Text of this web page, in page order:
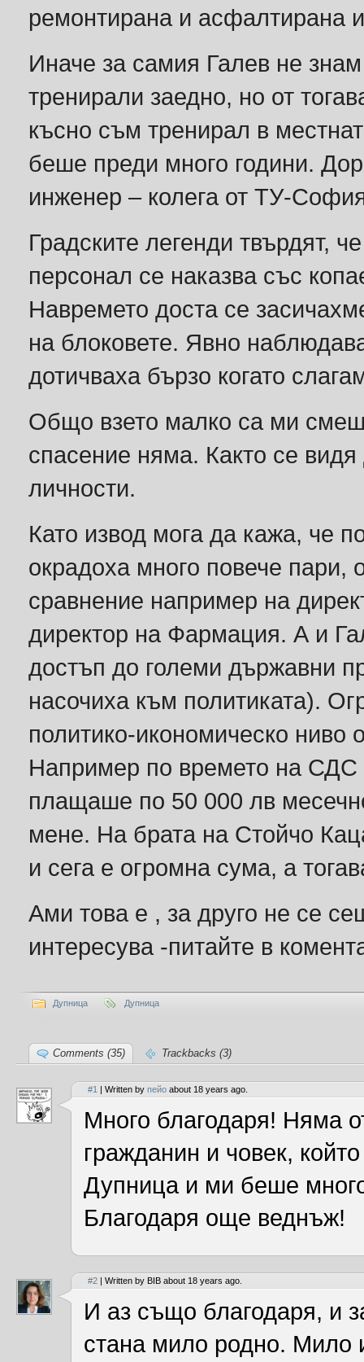
ремонтирана и асфалтирана
Иначе за самия Галев не
тренирали заедно, но от
късно съм тренирал в
беше преди много години.
инженер – колега от ТУ-
Градските легенди твърдят,
персонал се наказва със
Навремето доста се
на блоковете. Явно
дотичваха бързо когато
Общо взето малко са ми
спасение няма. Както се видя
личности.
Като извод мога да кажа, че
окрадоха много повече пари,
сравнение например на
директор на Фармация. А и
достъп до големи държавни
насочиха към политиката).
политико-икономическо ниво
Например по времето на СДС
плащаше по 50 000 лв
мене. На брата на Стойчо
и сега е огромна сума, а
Ами това е , за друго не се
интересува -питайте в
Дупница Дупница
Comments (35) Trackbacks (3)
#1 | Written by пейо about 18 years ago.
Много благодаря! Няма
гражданин и човек,
Дупница и ми беше
Благодаря още веднъж!
#2 | Written by BIB about 18 years ago.
И аз също благодаря, и
стана мило родно. Мило